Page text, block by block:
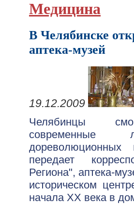
Медицина
В Челябинске
аптека-музей
19.12.2009
Челябинцы
современные
дореволюционных
передает
Региона", аптека-
историческом
начала ХХ века в